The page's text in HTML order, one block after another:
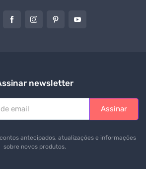
newsletter
Assinar
antecipados, atualizações e informações
sobre novos produtos.